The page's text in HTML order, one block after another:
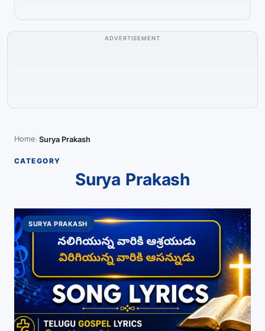
ADVERTISEMENT
Home Surya Prakash
CATEGORY
Surya Prakash
SURYA PRAKASH